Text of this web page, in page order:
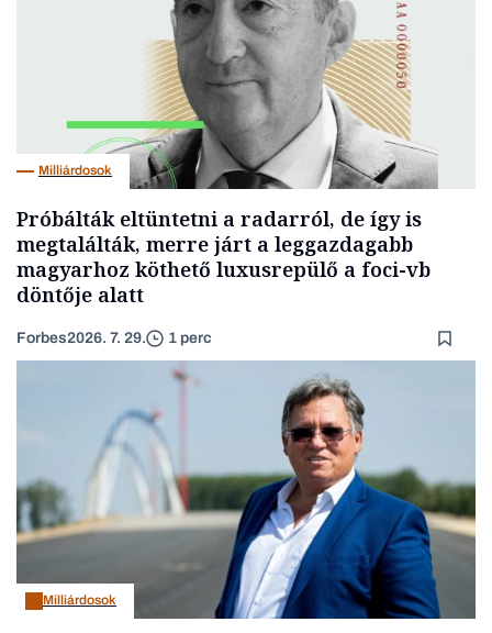
Milliárdosok
Próbálták eltüntetni a radarról, de így is
megtalálták, merre járt a leggazdagabb
magyarhoz köthető luxusrepülő a foci-vb
döntője alatt
Forbes2026. 7. 29. 1 perc
Milliárdosok